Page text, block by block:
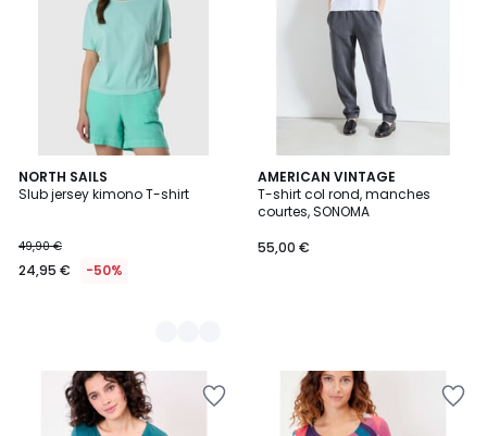
NORTH SAILS
Slub jersey kimono T-shirt
49,90 €
24,95 € -50%
2
Couleurs
AMERICAN VINTAGE
T-shirt col rond, manches
courtes, SONOMA
55,00 €